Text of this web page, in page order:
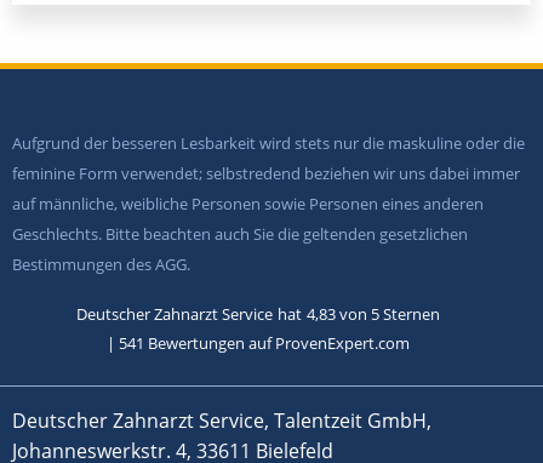
Aufgrund der besseren Lesbarkeit wird stets nur die maskuline oder die
feminine Form verwendet; selbstredend beziehen wir uns dabei immer
auf männliche, weibliche Personen sowie Personen eines anderen
Geschlechts. Bitte beachten auch Sie die geltenden gesetzlichen
Bestimmungen des AGG.
Deutscher Zahnarzt Service hat 4,83von 5Sternen
| 541 Bewertungen auf ProvenExpert.com
Deutscher Zahnarzt Service, Talentzeit GmbH,
Johanneswerkstr. 4, 33611 Bielefeld